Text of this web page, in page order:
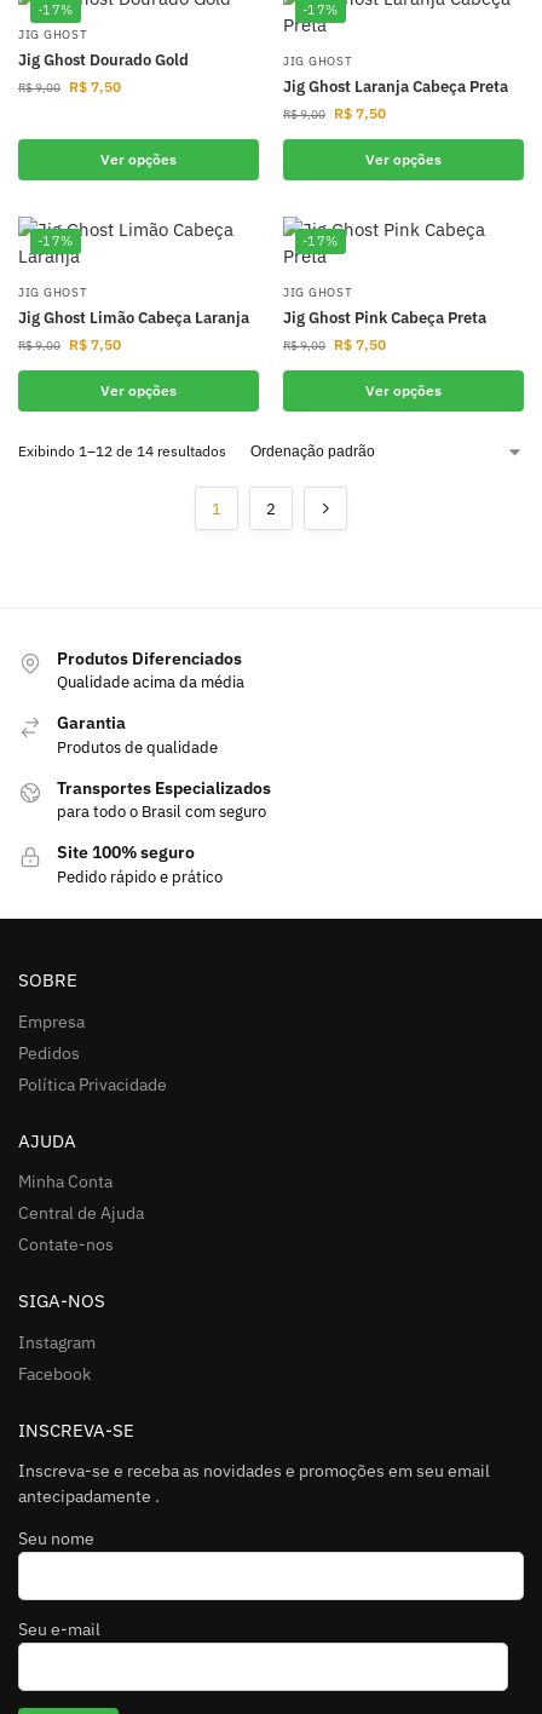
-17%
JIG GHOST
Jig Ghost Dourado Gold
R$9,00 R$ 7,50
Ver opções
-17%
JIG GHOST
Jig Ghost Laranja Cabeça Preta
R$9,00 R$ 7,50
Ver opções
-17%
JIG GHOST
Jig Ghost Limão Cabeça Laranja
R$9,00 R$ 7,50
Ver opções
-17%
JIG GHOST
Jig Ghost Pink Cabeça Preta
R$9,00 R$ 7,50
Ver opções
Exibindo 1–12 de 14 resultados
1 2
Produtos Diferenciados
Qualidade acima da média
Garantia
Produtos de qualidade
Transportes Especializados
para todo o Brasil com seguro
Site 100% seguro
Pedido rápido e prático
SOBRE
Empresa
Pedidos
Política Privacidade
AJUDA
Minha Conta
Central de Ajuda
Contate-nos
SIGA-NOS
Instagram
Facebook
INSCREVA-SE
Inscreva-se e receba as novidades e promoções em seu email
antecipadamente .
Seu nome
Seu e-mail